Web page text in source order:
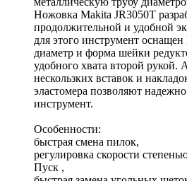
Ножовка Makita JR3050T
продолжительной и удобной
для этого инструмент
диаметр и форма шейки
удобного хвата второй рукой.
нескользких вставок и
эластомера позволяют
инструмент.
Особенности:
быстрая смена пилок,
регулировка скорости
Пуск ,